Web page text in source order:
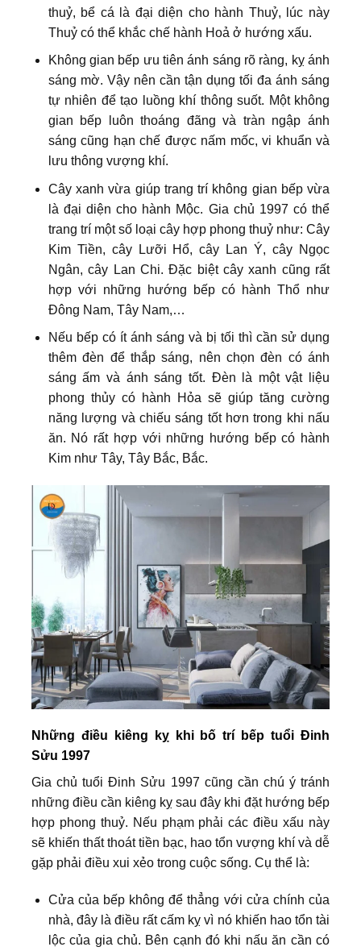
thuỷ, bể cá là đại diện cho hành Thuỷ, lúc này
Thuỷ có thể khắc chế hành Hoả ở hướng xấu.
Không gian bếp ưu tiên ánh sáng rõ ràng, kỵ ánh
sáng mờ. Vậy nên cần tận dụng tối đa ánh sáng
tự nhiên để tạo luồng khí thông suốt. Một không
gian bếp luôn thoáng đãng và tràn ngập ánh
sáng cũng hạn chế được nấm mốc, vi khuẩn và
lưu thông vượng khí.
Cây xanh vừa giúp trang trí không gian bếp vừa
là đại diện cho hành Mộc. Gia chủ 1997 có thể
trang trí một số loại cây hợp phong thuỷ như: Cây
Kim Tiền, cây Lưỡi Hổ, cây Lan Ý, cây Ngọc
Ngân, cây Lan Chi. Đặc biệt cây xanh cũng rất
hợp với những hướng bếp có hành Thổ như
Đông Nam, Tây Nam,…
Nếu bếp có ít ánh sáng và bị tối thì cần sử dụng
thêm đèn để thắp sáng, nên chọn đèn có ánh
sáng ấm và ánh sáng tốt. Đèn là một vật liệu
phong thủy có hành Hỏa sẽ giúp tăng cường
năng lượng và chiếu sáng tốt hơn trong khi nấu
ăn. Nó rất hợp với những hướng bếp có hành
Kim như Tây, Tây Bắc, Bắc.
Những điều kiêng kỵ khi bố trí bếp tuổi Đinh
Sửu 1997
Gia chủ tuổi Đinh Sửu 1997 cũng cần chú ý tránh
những điều cần kiêng kỵ sau đây khi đặt hướng bếp
hợp phong thuỷ. Nếu phạm phải các điều xấu này
sẽ khiến thất thoát tiền bạc, hao tổn vượng khí và dễ
gặp phải điều xui xẻo trong cuộc sống. Cụ thể là:
Cửa của bếp không để thẳng với cửa chính của
nhà, đây là điều rất cấm kỵ vì nó khiến hao tổn tài
lộc của gia chủ. Bên cạnh đó khi nấu ăn cần có